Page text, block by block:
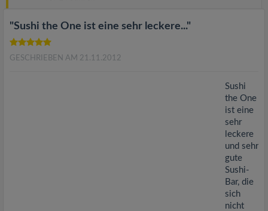
"Sushi the One ist eine sehr leckere..."
GESCHRIEBEN AM 21.11.2012
Sushi
the One
ist eine
sehr
leckere
und sehr
gute
Sushi-
Bar, die
sich
nicht
a
t